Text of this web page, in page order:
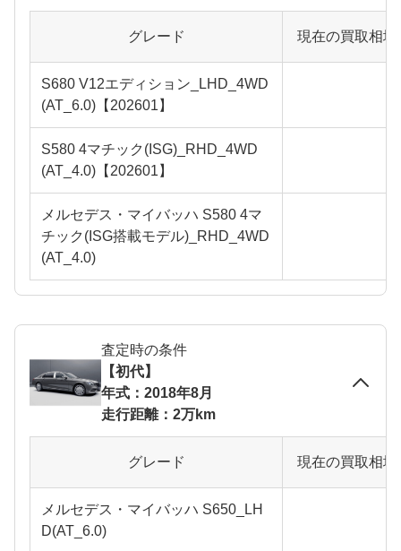
グレード 現在の買取相
S680 V12エディション_LHD_4WD
(AT_6.0)【202601】
S580 4マチック(ISG)_RHD_4WD
(AT_4.0)【202601】
メルセデス・マイバッハ S580 4マ
チック(ISG搭載モデル)_RHD_4WD
(AT_4.0)
査定時の条件
【初代】
年式：2018年8月
走行距離：2万km
グレード 現在の買取相
メルセデス・マイバッハ S650_LH
D(AT_6.0)